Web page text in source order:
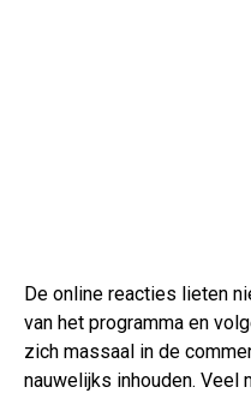
De online reacties lieten
van het programma en
zich massaal in de
nauwelijks inhouden. Veel